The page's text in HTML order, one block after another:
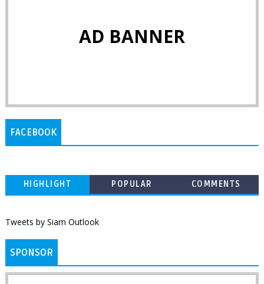
AD BANNER
FACEBOOK
HIGHLIGHT POPULAR COMMENTS
Tweets by Siam Outlook
SPONSOR